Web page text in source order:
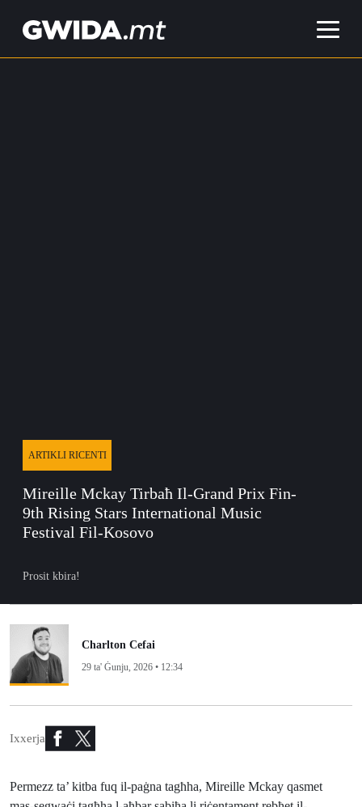
ARTIKLI RICENTI
Mireille Mckay Tirbaħ Il-Grand Prix Fin-
9th Rising Stars International Music
Festival Fil-Kosovo
Prosit kbira!
Charlton Cefai
29 ta' Ġunju, 2026 • 12:34
Ixxerja
Permezz ta’ kitba fuq il-paġna tagħha, Mireille Mckay qasmet